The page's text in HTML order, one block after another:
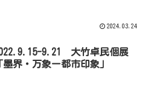
2024.03.24
9.21 大竹卓民個展
墨界・万象ー都市印象」